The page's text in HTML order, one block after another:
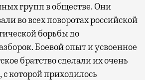
групп в обществе. Они
во всех поворотах российской
борьбы до
Боевой опыт и усвоенное
братство сделали их очень
которой приходилось